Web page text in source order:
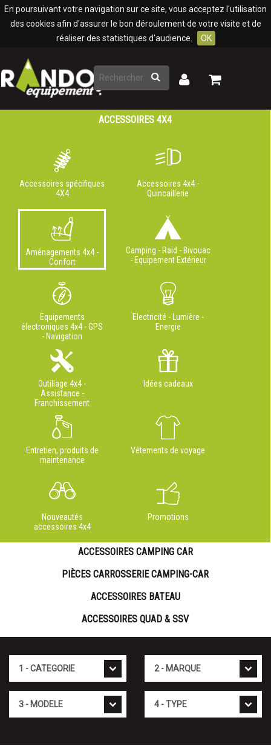
En poursuivant votre navigation sur ce site, vous acceptez l'utilisation
des cookies afin d'assurer le bon déroulement de votre visite et de
réaliser des statistiques d'audience.
OK
Rechercher
Mon
Mon
ACCESSOIRES 4X4
Accessoires spécifiques
4X4
Accessoires 4x4 -
Quincaillerie
Aménagements 4x4 -
Confort
Camping - Raid - Bivouac
- Equipement Extérieur
Equipements
électroniques 4x4 - GPS
- Navigation
Electricité - Lumière -
Energie
Outillage 4x4 -
Assistance -
Franchissement
Idées cadeaux
Entretien, produits de
maintenance
Vêtements de voyage
Nouveautés
accessoires 4x4
Promotions
ACCESSOIRES CAMPING CAR
PIÈCES CARROSSERIE CAMPING-CAR
ACCESSOIRES BATEAU
ACCESSOIRES QUAD & SSV
Panneau de gestion des cookies